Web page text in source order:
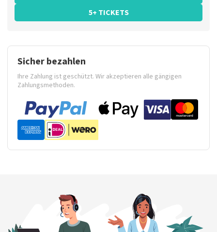
5+ TICKETS
Sicher bezahlen
Ihre Zahlung ist geschützt. Wir akzeptieren alle gängigen
Zahlungsmethoden.